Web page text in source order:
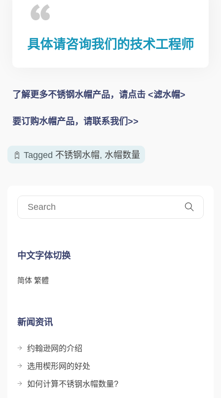
具体请咨询我们的技术工程师
了解更多不锈钢水帽产品，请点击 <滤水帽>
要订购水帽产品，请联系我们>>
Tagged 不锈钢水帽, 水帽数量
中文字体切换
简体 繁體
新闻资讯
约翰逊网的介绍
选用楔形网的好处
如何计算不锈钢水帽数量?